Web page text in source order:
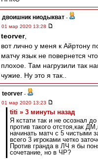
двоишник ниодыкват -
01 мар 2020 13:28
teorver,
вот лично у меня к Айртону
матчу язык не повернется
плохое. Там нагрузили так
чужие. Ну это я так..
teorver -
01 мар 2020 13:23
titi » 3 минуты назад
Я кстати так и не осознал
против такого отстоя,как
начинать матч с 5 чистыми
всего 3 игроками четко
Против гранда в ЛЧ я бы
сочетание, но в ЧР?